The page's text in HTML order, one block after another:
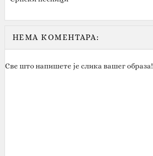
НЕМА КОМЕНТАРА:
Све што напишете је слика вашег образа!